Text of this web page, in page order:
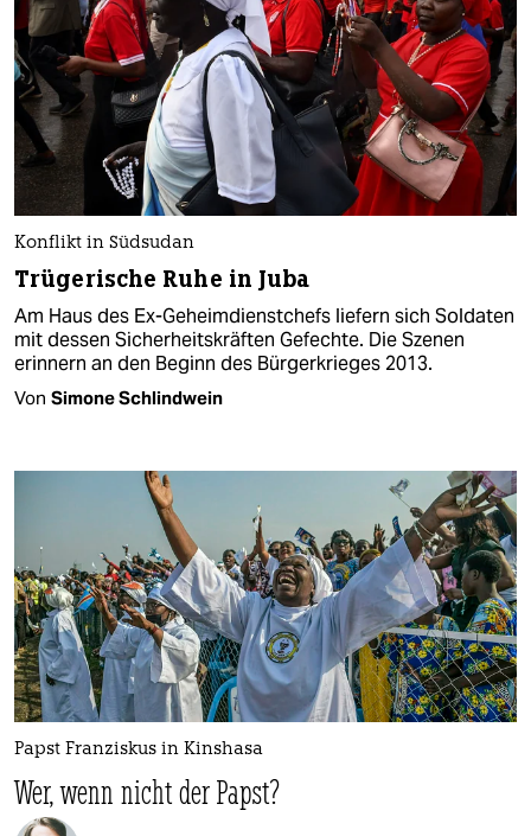
Konflikt in Südsudan
Trügerische Ruhe in Juba
Am Haus des Ex-Geheimdienstchefs liefern sich Soldaten
mit dessen Sicherheitskräften Gefechte. Die Szenen
erinnern an den Beginn des Bürgerkrieges 2013.
Von Simone Schlindwein
Papst Franziskus in Kinshasa
Wer, wenn nicht der Papst?